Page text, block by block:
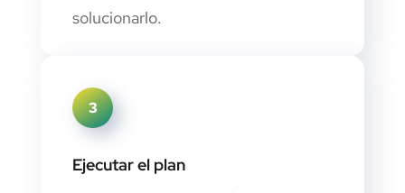
solucionarlo.
3
Ejecutar el plan